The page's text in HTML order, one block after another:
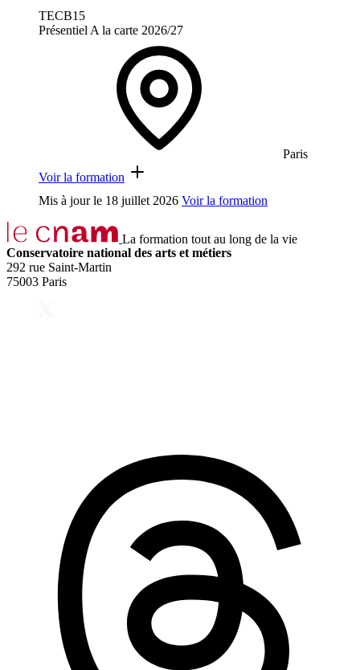
TECB15
Présentiel A la carte 2026/27
Paris
Voir la formation
Mis à jour le 18 juillet 2026 Voir la formation
La formation tout au long de la vie
Conservatoire national des arts et métiers
292 rue Saint-Martin
75003 Paris